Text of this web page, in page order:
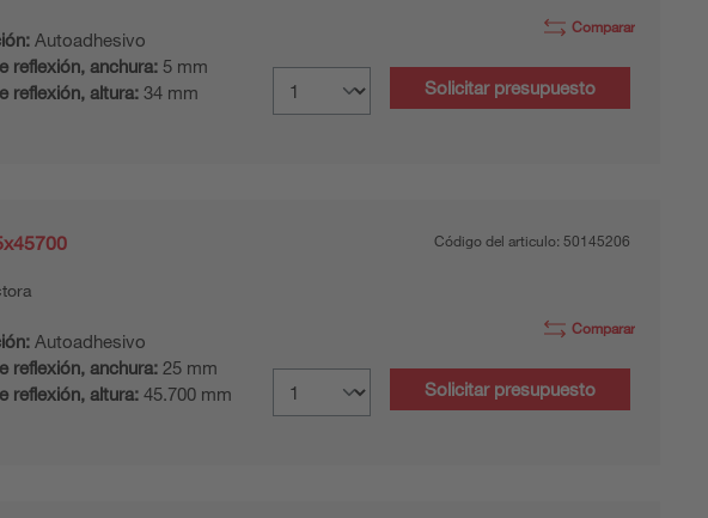
Autoadhesivo
reflexión, anchura: 5 mm
reflexión, altura: 34 mm
Comparar
Solicitar presupuesto
Autoadhesivo
reflexión, anchura: 25 mm
reflexión, altura: 45.700 mm
Código del articulo: 50145206
Comparar
Solicitar presupuesto